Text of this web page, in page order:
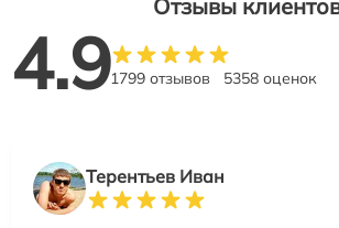
Отзывы
4.91799 отзывов 5358 оценок
Терентьев Иван